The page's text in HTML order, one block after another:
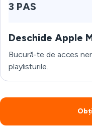
3 PAS
Deschide Apple
Bucură-te de acces
playlisturile.